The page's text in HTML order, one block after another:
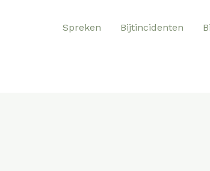
Spreken Bijtincidenten